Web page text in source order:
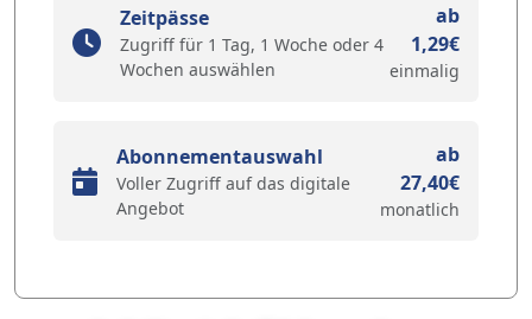
Zeitpässe
Zugriff für 1 Tag, 1 Woche oder 4
Wochen auswählen
ab
1,29€
einmalig
Abonnementauswahl
Voller Zugriff auf das digitale
Angebot
ab
27,40€
monatlich